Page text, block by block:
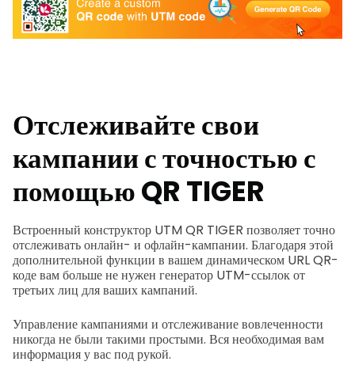
Отслеживайте свои
кампании с точностью с
помощью QR TIGER
Встроенный конструктор UTM QR TIGER позволяет точно
отслеживать онлайн- и офлайн-кампании. Благодаря этой
дополнительной функции в вашем динамическом URL QR-
коде вам больше не нужен генератор UTM-ссылок от
третьих лиц для ваших кампаний.
Управление кампаниями и отслеживание вовлеченности
никогда не были такими простыми. Вся необходимая вам
информация у вас под рукой.